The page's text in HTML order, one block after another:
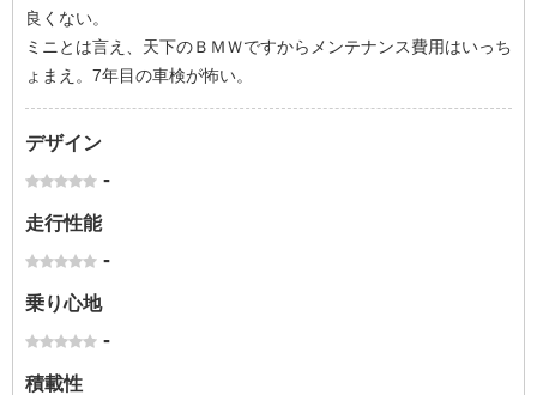
良くない。
ミニとは言え、天下のＢＭＷですからメンテナンス費用はいっち
ょまえ。7年目の車検が怖い。
デザイン
-
走行性能
-
乗り心地
-
積載性